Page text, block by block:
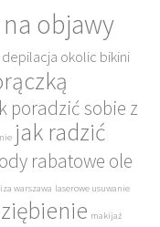
objawy
depilacja okolic bikini
poradzić sobie z
jak radzić
rabatowe ole
warszawa laserowe usuwanie
makijaż